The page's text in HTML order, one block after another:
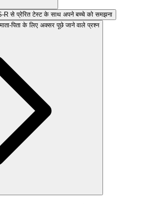
R से प्रेरित टेस्ट के साथ अपने बच्चे को समझना
पिता के लिए अक्सर पूछे जाने वाले प्रश्न